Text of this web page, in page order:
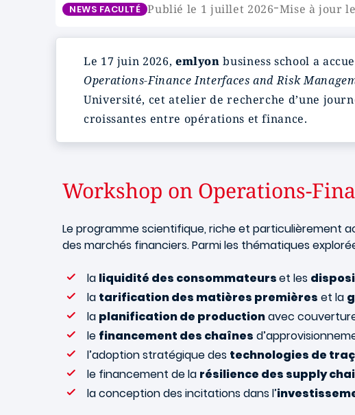
NEWS FACULTÉ Publié le 1 juillet 2026-Mise à jour
Le 17 juin 2026, emlyon business school a
Operations-Finance Interfaces and Risk
Université, cet atelier de recherche d’une
croissantes entre opérations et finance.
Workshop on Operations-
Le programme scientifique, riche et particulièrement
des marchés financiers. Parmi les thématiques
la liquidité des consommateurset les
la tarification des matières premières et la
la planification de productionavec
le financement des chaînes
l’adoption stratégique des technologies de
le financement de la résilience des supply
la conception des incitations dans l’